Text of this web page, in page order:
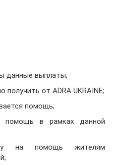
данные выплаты;
от ADRA UKRAINE;
помощь;
помощь в рамках данной
на помощь жителям